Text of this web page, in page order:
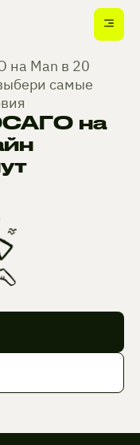
на Man в 20
самые
на